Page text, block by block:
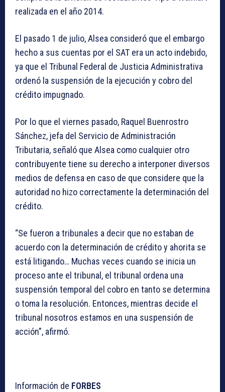
realizada en el año 2014.
El pasado 1 de julio, Alsea consideró que el embargo
hecho a sus cuentas por el SAT era un acto indebido,
ya que el Tribunal Federal de Justicia Administrativa
ordenó la suspensión de la ejecución y cobro del
crédito impugnado.
Por lo que el viernes pasado, Raquel Buenrostro
Sánchez, jefa del Servicio de Administración
Tributaria, señaló que Alsea como cualquier otro
contribuyente tiene su derecho a interponer diversos
medios de defensa en caso de que considere que la
autoridad no hizo correctamente la determinación del
crédito.
“Se fueron a tribunales a decir que no estaban de
acuerdo con la determinación de crédito y ahorita se
está litigando… Muchas veces cuando se inicia un
proceso ante el tribunal, el tribunal ordena una
suspensión temporal del cobro en tanto se determina
o toma la resolución. Entonces, mientras decide el
tribunal nosotros estamos en una suspensión de
acción”, afirmó.
Información de FORBES